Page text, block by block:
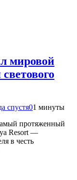
мировой
спустя01 минуты
протяженный
Resort —
в честь